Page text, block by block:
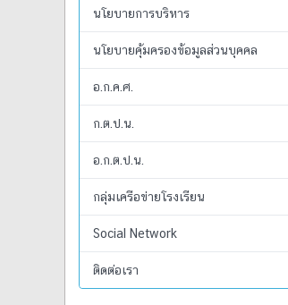
นโยบายการบริหาร
นโยบายคุ้มครองข้อมูลส่วนบุคคล
อ.ก.ค.ศ.
ก.ต.ป.น.
อ.ก.ต.ป.น.
กลุ่มเครือข่ายโรงเรียน
Social Network
ติดต่อเรา